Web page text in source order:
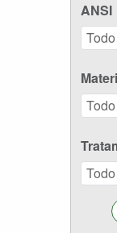
ANSI
Todo
Todo
Todo